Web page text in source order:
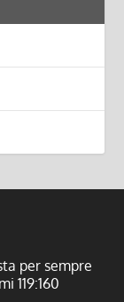
per sempre
119:160